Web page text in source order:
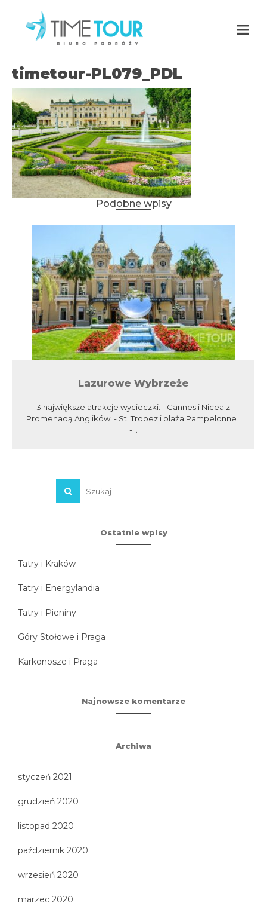
timetour-PL079_PDL
Podobne wpisy
Lazurowe Wybrzeże
3 największe atrakcje wycieczki: - Cannes i Nicea z
Promenadą Anglików - St. Tropez i plaża Pampelonne
-...
Ostatnie wpisy
Tatry i Kraków
Tatry i Energylandia
Tatry i Pieniny
Góry Stołowe i Praga
Karkonosze i Praga
Najnowsze komentarze
Archiwa
styczeń 2021
grudzień 2020
listopad 2020
październik 2020
wrzesień 2020
marzec 2020